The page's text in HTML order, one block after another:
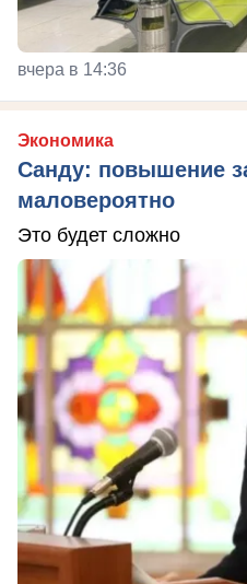
вчера в 14:36
Экономика
Санду: повышение
маловероятно
Это будет сложно